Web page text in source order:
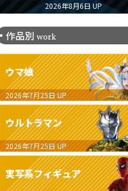
2026年8月6日 UP
作品別 work
ウマ娘
2026年7月25日 UP
ウルトラマン
2026年7月25日 UP
実写系フィギュア